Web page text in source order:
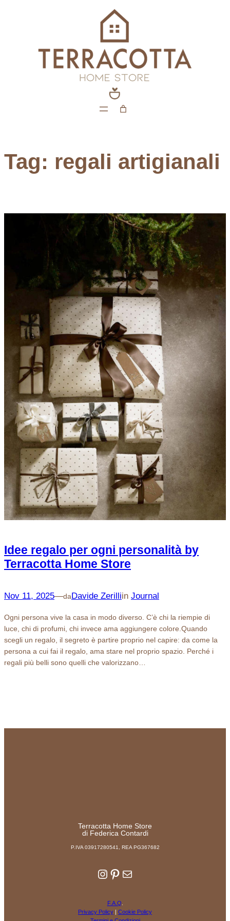
Tag: regali artigianali
Idee regalo per ogni personalità by
Terracotta Home Store
Nov 11, 2025—daDavide Zerilliin Journal
Ogni persona vive la casa in modo diverso. C’è chi la riempie di
luce, chi di profumi, chi invece ama aggiungere colore.Quando
scegli un regalo, il segreto è partire proprio nel capire: da come la
persona a cui fai il regalo, ama stare nel proprio spazio. Perché i
regali più belli sono quelli che valorizzano…
Terracotta Home Store
di Federica Contardi
P.IVA 03917280541, REA PG367682
Instagram Pinterest Email
F.A.Q
Privacy Policy | Cookie Policy